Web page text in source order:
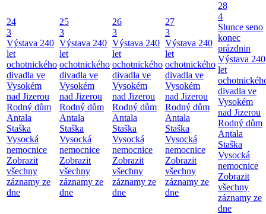
24
3
Výstava 240
let
ochotnického
divadla ve
Vysokém
nad Jizerou
Rodný dům
Antala
Staška
Vysocká
nemocnice
Zobrazit
všechny
záznamy ze
dne
25
3
Výstava 240
let
ochotnického
divadla ve
Vysokém
nad Jizerou
Rodný dům
Antala
Staška
Vysocká
nemocnice
Zobrazit
všechny
záznamy ze
dne
26
3
Výstava 240
let
ochotnického
divadla ve
Vysokém
nad Jizerou
Rodný dům
Antala
Staška
Vysocká
nemocnice
Zobrazit
všechny
záznamy ze
dne
27
3
Výstava 240
let
ochotnického
divadla ve
Vysokém
nad Jizerou
Rodný dům
Antala
Staška
Vysocká
nemocnice
Zobrazit
všechny
záznamy ze
dne
28
4
Slunce seno
konec
prázdnin
Výstava 240
let
divadla ve
Vysokém
nad Jizerou
Rodný dům
Antala
Staška
Vysocká
nemocnice
Zobrazit
všechny
záznamy ze
dne